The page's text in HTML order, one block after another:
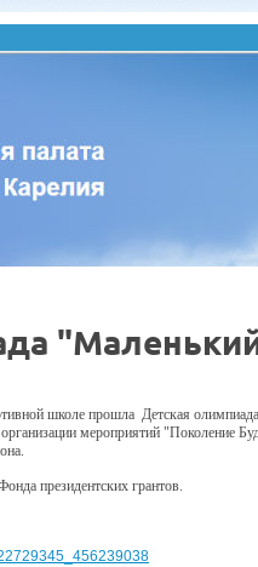
школе прошла Детская
мероприятий
а президентских грантов.